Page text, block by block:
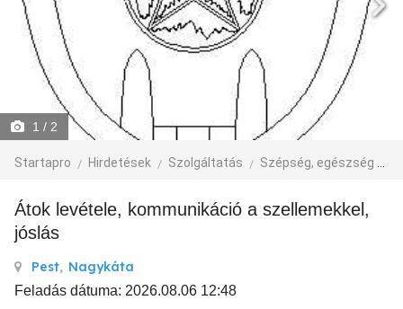
1 / 2
Startapro Hirdetések Szolgáltatás Szépség, egészség
Átok levétele, kommunikáció a szellemekkel,
jóslás
Pest, Nagykáta
Feladás dátuma: 2026.08.06 12:48